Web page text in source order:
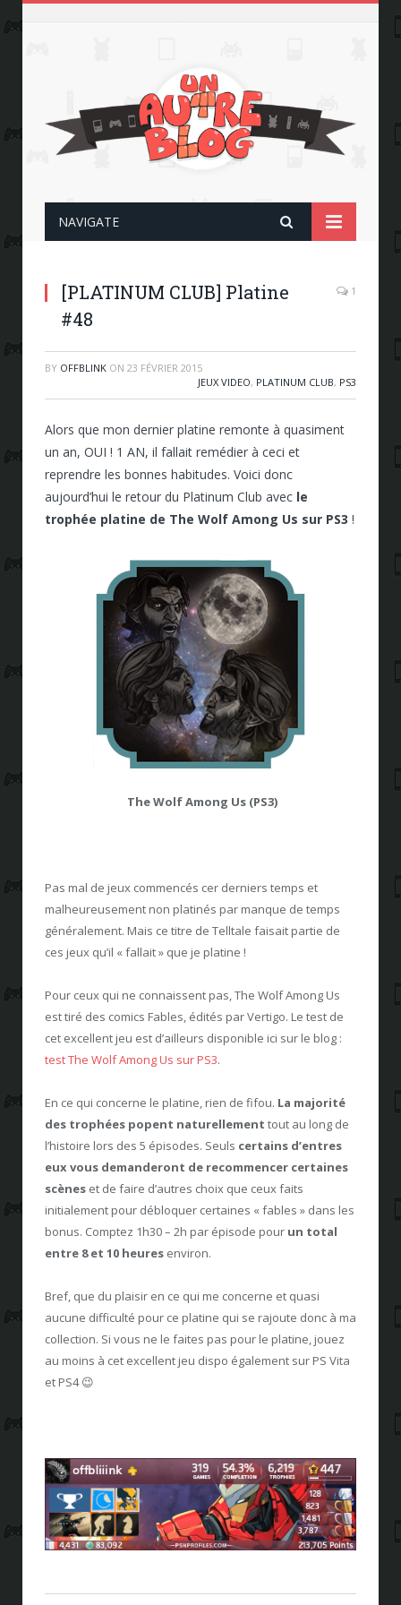
NAVIGATE
[PLATINUM CLUB] Platine
#48
1
BY OFFBLINK ON 23 FÉVRIER 2015
JEUX VIDEO, PLATINUM CLUB, PS3
Alors que mon dernier platine remonte à quasiment
un an, OUI ! 1 AN, il fallait remédier à ceci et
reprendre les bonnes habitudes. Voici donc
aujourd’hui le retour du Platinum Club avec le
trophée platine de The Wolf Among Us sur PS3 !
The Wolf Among Us (PS3)
Pas mal de jeux commencés cer derniers temps et
malheureusement non platinés par manque de temps
généralement. Mais ce titre de Telltale faisait partie de
ces jeux qu’il « fallait » que je platine !
Pour ceux qui ne connaissent pas, The Wolf Among Us
est tiré des comics Fables, édités par Vertigo. Le test de
cet excellent jeu est d’ailleurs disponible ici sur le blog :
test The Wolf Among Us sur PS3.
En ce qui concerne le platine, rien de fifou. La majorité
des trophées popent naturellement tout au long de
l’histoire lors des 5 épisodes. Seuls certains d’entres
eux vous demanderont de recommencer certaines
scènes et de faire d’autres choix que ceux faits
initialement pour débloquer certaines « fables » dans les
bonus. Comptez 1h30 – 2h par épisode pour un total
entre 8 et 10 heures environ.
Bref, que du plaisir en ce qui me concerne et quasi
aucune difficulté pour ce platine qui se rajoute donc à ma
collection. Si vous ne le faites pas pour le platine, jouez
au moins à cet excellent jeu dispo également sur PS Vita
et PS4 😉